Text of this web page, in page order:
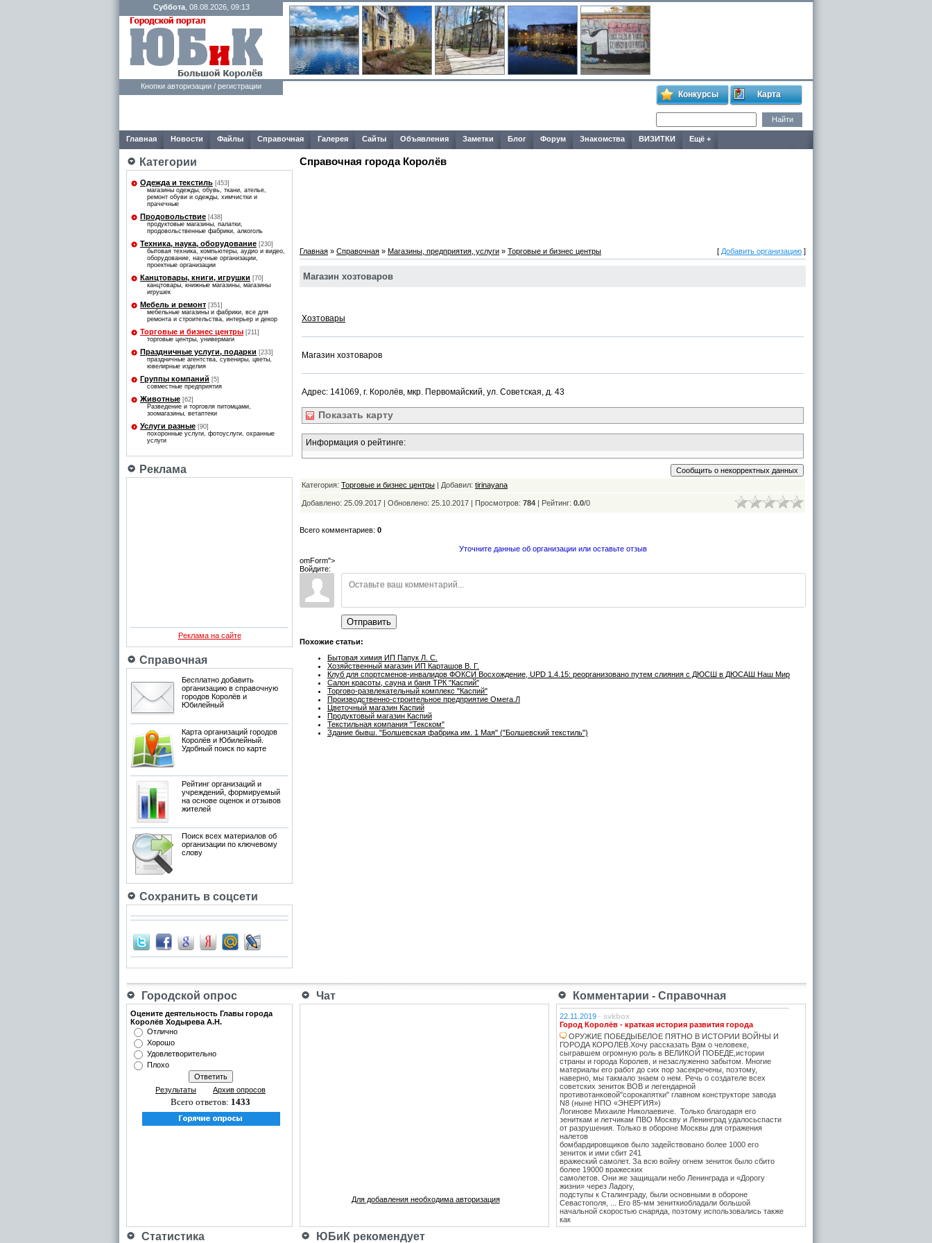
Суббота, 08.08.2026, 09:13
Кнопки авторизации / регистрации
Конкурсы Карта
Главная Новости Файлы Справочная Галерея Сайты Объявления Заметки Блог Форум Знакомства ВИЗИТКИ Ещё +
Категории
Одежда и текстиль [453]
магазины одежды, обувь, ткани, ателье,
ремонт обуви и одежды, химчистки и
прачечные
Продовольствие [438]
продуктовые магазины, палатки,
продовольственные фабрики, алкоголь
Техника, наука, оборудование [230]
бытовая техника, компьютеры, аудио и видео,
оборудование, научные организации,
проектные организации
Канцтовары, книги, игрушки [70]
канцтовары, книжные магазины, магазины
игрушек
Мебель и ремонт [351]
мебельные магазины и фабрики, все для
ремонта и строительства, интерьер и декор
Торговые и бизнес центры [211]
торговые центры, универмаги
Праздничные услуги, подарки [233]
праздничные агентства, сувениры, цветы,
ювелирные изделия
Группы компаний [5]
совместные предприятия
Животные [62]
Разведение и торговля питомцами,
зоомагазины, ветаптеки
Услуги разные [90]
похоронные услуги, фотоуслуги, охранные
услуги
Реклама
Реклама на сайте
Справочная
Бесплатно добавить
организацию в справочную
городов Королёв и
Юбилейный
Карта организаций городов
Королёв и Юбилейный.
Удобный поиск по карте
Рейтинг организаций и
учреждений, формируемый
на основе оценок и отзывов
жителей
Поиск всех материалов об
организации по ключевому
слову
Сохранить в соцсети
Справочная города Королёв
Главная » Справочная » Магазины, предприятия, услуги » Торговые и бизнес центры [ Добавить организацию ]
Магазин хозтоваров
Хозтовары
Магазин хозтоваров
Адрес: 141069, г. Королёв, мкр. Первомайский, ул. Советская, д. 43
Показать карту
Информация о рейтинге:
Категория: Торговые и бизнес центры | Добавил: tirinayana
Добавлено: 25.09.2017 | Обновлено: 25.10.2017 | Просмотров: 784 | Рейтинг: 0.0/0
Всего комментариев: 0
Уточните данные об организации или оставьте отзыв
omForm">
Войдите:
Отправить
Похожие статьи:
Бытовая химия ИП Папук Л. С.
Хозяйственный магазин ИП Карташов В. Г.
Клуб для спортсменов-инвалидов ФОКСИ Восхождение, UPD 1.4.15: реорганизовано путем слияния с ДЮСШ в ДЮСАШ Наш Мир
Салон красоты, сауна и баня ТРК "Каспий"
Торгово-развлекательный комплекс "Каспий"
Производственно-строительное предприятие Омега.Л
Цветочный магазин Каспий
Продуктовый магазин Каспий
Текстильная компания "Текском"
Здание бывш. "Болшевская фабрика им. 1 Мая" ("Болшевский текстиль")
Городской опрос Чат Комментарии - Справочная
Оцените деятельность Главы города
Королёв Ходырева А.Н.
Отлично
Хорошо
Удовлетворительно
Плохо
Результаты Архив опросов
Всего ответов: 1433
Для добавления необходима авторизация
22.11.2019 - svkbox
Город Королёв - краткая история развития города
ОРУЖИЕ ПОБЕДЫБЕЛОЕ ПЯТНО В ИСТОРИИ ВОЙНЫ И
ГОРОДА КОРОЛЕВ.Хочу рассказать Вам о человеке,
сыгравшем огромную роль в ВЕЛИКОЙ ПОБЕДЕ,истории
страны и города Королев, и незаслуженно забытом. Многие
материалы его работ до сих пор засекречены, поэтому,
наверно, мы такмало знаем о нем. Речь о создателе всех
советских зениток ВОВ и легендарной
противотанковой"сорокапятки" главном конструкторе завода
N8 (ныне НПО «ЭНЕРГИЯ»)
Логинове Михаиле Николаевиче. Только благодаря его
зениткам и летчикам ПВО Москву и Ленинград удалосьспасти
от разрушения. Только в обороне Москвы для отражения
налетов
бомбардировщиков было задействовано более 1000 его
зениток и ими сбит 241
вражеский самолет. За всю войну огнем зениток было сбито
более 19000 вражеских
самолетов. Они же защищали небо Ленинграда и «Дорогу
жизни» через Ладогу,
подступы к Сталинграду, были основными в обороне
Севастополя, ... Его 85-мм зениткиобладали большой
начальной скоростью снаряда, поэтому использовались также
как
противотанковые, на прямую наводку для борьбы с тяжёлыми
Статистика ЮБиК рекомендует